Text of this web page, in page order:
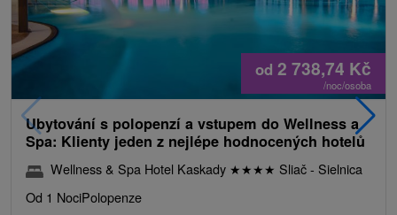
od 2 738,74 Kč
/noc/osoba
Ubytování s polopenzí a vstupem do Wellness a
Spa: Klienty jeden z nejlépe hodnocených hotelů
Wellness & Spa Hotel Kaskady ★★★★ Sliač - Sielnica
Od 1 NociPolopenze